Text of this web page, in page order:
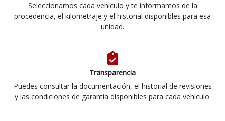
Seleccionamos cada vehículo y te informamos de la
procedencia, el kilometraje y el historial disponibles para esa
unidad.
Transparencia
Puedes consultar la documentación, el historial de revisiones
y las condiciones de garantía disponibles para cada vehículo.